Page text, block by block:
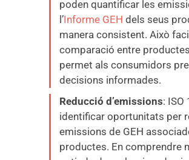
poden quantificar les
l’Informe GEH dels seus
manera consistent. Això
comparació entre
permet als consumidors
decisions informades.
Reducció d’emissions: ISO
identificar oportunitats per
emissions de GEH
productes. En comprendre